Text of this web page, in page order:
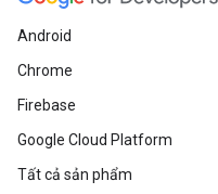
Android
Chrome
Firebase
Google Cloud Platform
Tất cả sản phẩm